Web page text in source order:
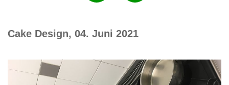
Cake Design, 04. Juni 2021